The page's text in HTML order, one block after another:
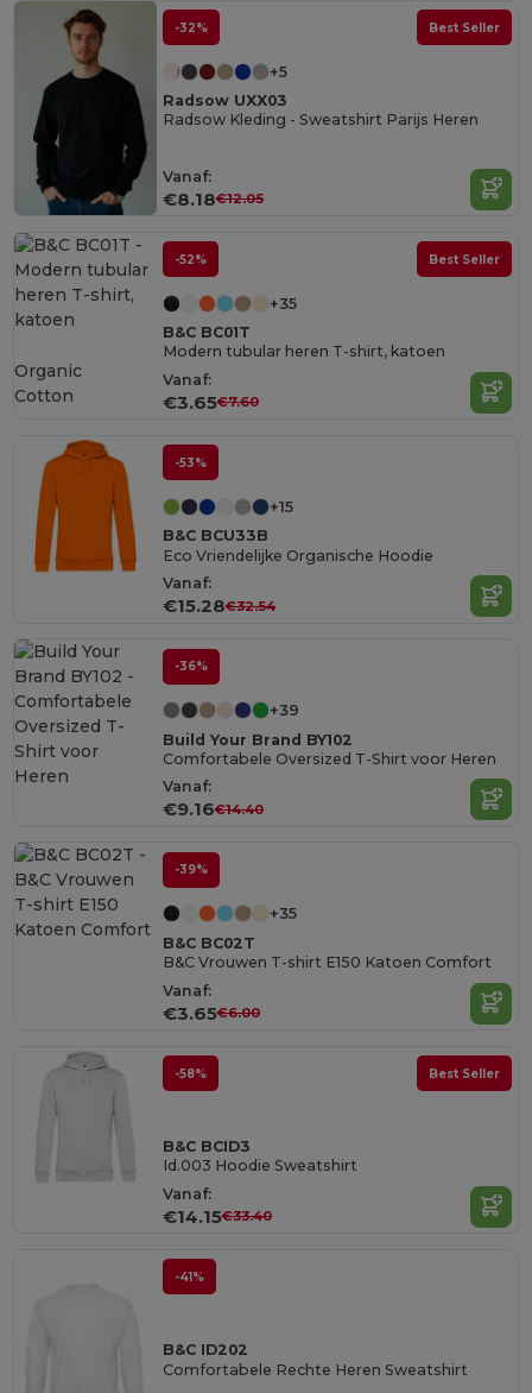
-32% Best Seller
+5
Radsow UXX03
Radsow Kleding - Sweatshirt Parijs Heren
Vanaf:
€8.18€12.05
-52% Best Seller
+35
B&C BC01T
Modern tubular heren T-shirt, katoen
Vanaf:
€3.65€7.60
Organic
Cotton
-53%
+15
B&C BCU33B
Eco Vriendelijke Organische Hoodie
Vanaf:
€15.28€32.54
-36%
+39
Build Your Brand BY102
Comfortabele Oversized T-Shirt voor Heren
Vanaf:
€9.16€14.40
-39%
+35
B&C BC02T
B&C Vrouwen T-shirt E150 Katoen Comfort
Vanaf:
€3.65€6.00
-58% Best Seller
B&C BCID3
Id.003 Hoodie Sweatshirt
Vanaf:
€14.15€33.40
-41%
B&C ID202
Comfortabele Rechte Heren Sweatshirt